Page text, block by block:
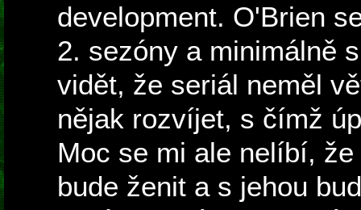
development. O'Brien
2. sezóny a minimálně
vidět, že seriál neměl
nějak rozvíjet, s čímž
Moc se mi ale nelíbí,
bude ženit a s jehou